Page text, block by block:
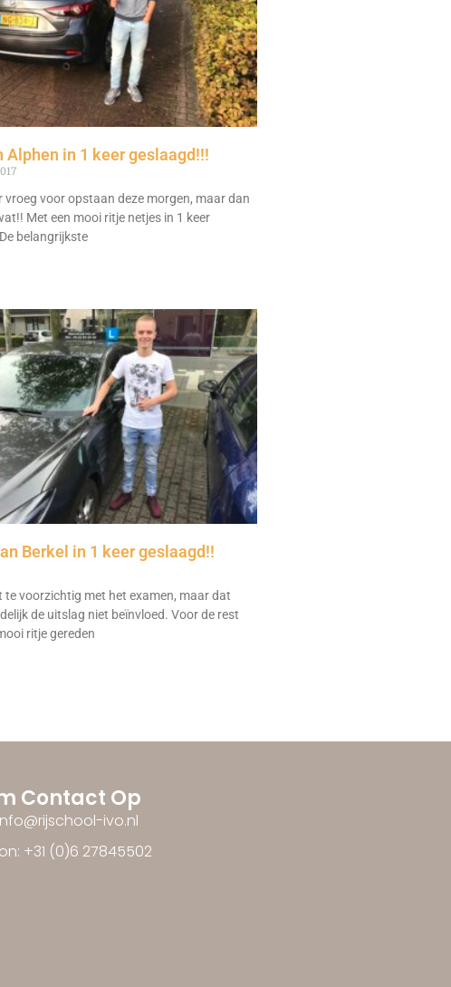
Alphen in 1 keer geslaagd!!!
vroeg voor opstaan deze morgen, maar dan
Met een mooi ritje netjes in 1 keer
belangrijkste
Berkel in 1 keer geslaagd!!
te voorzichtig met het examen, maar dat
de uitslag niet beïnvloed. Voor de rest
ritje gereden
Contact Op
ivo.nl
+31 (0)6 27845502